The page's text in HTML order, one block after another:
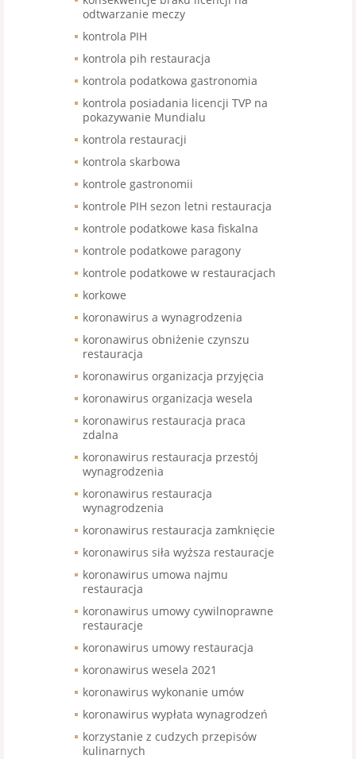
odtwarzanie meczy
kontrola PIH
kontrola pih restauracja
kontrola podatkowa gastronomia
kontrola posiadania licencji TVP na
pokazywanie Mundialu
kontrola restauracji
kontrola skarbowa
kontrole gastronomii
kontrole PIH sezon letni restauracja
kontrole podatkowe kasa fiskalna
kontrole podatkowe paragony
kontrole podatkowe w restauracjach
korkowe
koronawirus a wynagrodzenia
koronawirus obniżenie czynszu
restauracja
koronawirus organizacja przyjęcia
koronawirus organizacja wesela
koronawirus restauracja praca
zdalna
koronawirus restauracja przestój
wynagrodzenia
koronawirus restauracja
wynagrodzenia
koronawirus restauracja zamknięcie
koronawirus siła wyższa restauracje
koronawirus umowa najmu
restauracja
koronawirus umowy cywilnoprawne
restauracje
koronawirus umowy restauracja
koronawirus wesela 2021
koronawirus wykonanie umów
koronawirus wypłata wynagrodzeń
korzystanie z cudzych przepisów
kulinarnych